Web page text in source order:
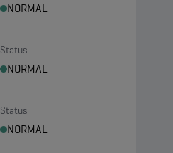
NORMAL
Status
NORMAL
Status
NORMAL